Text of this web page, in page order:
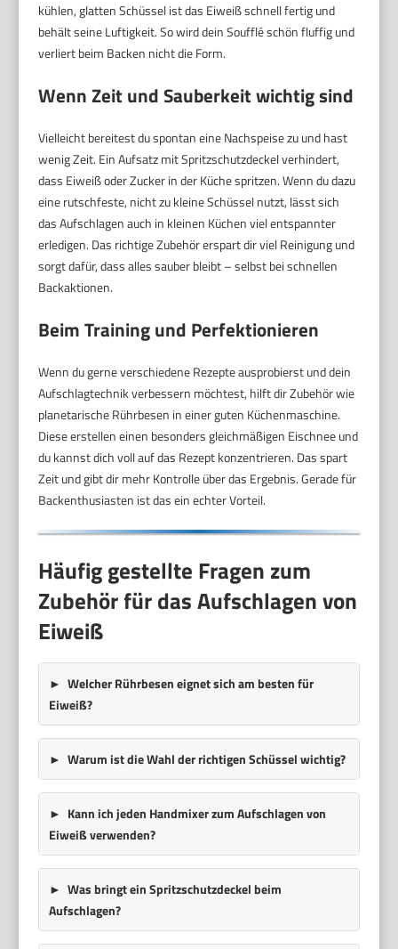
kühlen, glatten Schüssel ist das Eiweiß schnell fertig und
behält seine Luftigkeit. So wird dein Soufflé schön fluffig und
verliert beim Backen nicht die Form.
Wenn Zeit und Sauberkeit wichtig sind
Vielleicht bereitest du spontan eine Nachspeise zu und hast
wenig Zeit. Ein Aufsatz mit Spritzschutzdeckel verhindert,
dass Eiweiß oder Zucker in der Küche spritzen. Wenn du dazu
eine rutschfeste, nicht zu kleine Schüssel nutzt, lässt sich
das Aufschlagen auch in kleinen Küchen viel entspannter
erledigen. Das richtige Zubehör erspart dir viel Reinigung und
sorgt dafür, dass alles sauber bleibt – selbst bei schnellen
Backaktionen.
Beim Training und Perfektionieren
Wenn du gerne verschiedene Rezepte ausprobierst und dein
Aufschlagtechnik verbessern möchtest, hilft dir Zubehör wie
planetarische Rührbesen in einer guten Küchenmaschine.
Diese erstellen einen besonders gleichmäßigen Eischnee und
du kannst dich voll auf das Rezept konzentrieren. Das spart
Zeit und gibt dir mehr Kontrolle über das Ergebnis. Gerade für
Backenthusiasten ist das ein echter Vorteil.
Häufig gestellte Fragen zum
Zubehör für das Aufschlagen von
Eiweiß
Welcher Rührbesen eignet sich am besten für
Eiweiß?
Warum ist die Wahl der richtigen Schüssel wichtig?
Kann ich jeden Handmixer zum Aufschlagen von
Eiweiß verwenden?
Was bringt ein Spritzschutzdeckel beim
Aufschlagen?